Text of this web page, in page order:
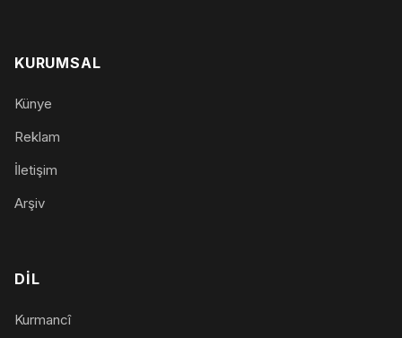
KURUMSAL
Künye
Reklam
İletişim
Arşiv
DIL
Kurmancî